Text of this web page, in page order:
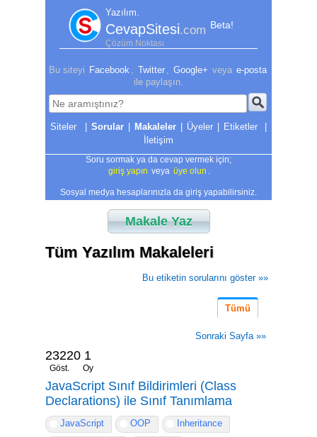
Yazılım.
CevapSitesi.com Beta!
Çözüm Noktası
Bu siteyi Facebook Twitter Google+ veya e-posta
ile paylaşın.
| Sorular | Makaleler | Üyeler | Etiketler
|
İletişim
Soru sormak ya da cevap vermek için;
giriş yapın veya üye olun
Sosyal medya hesaplarınızla da giriş yapabilirsiniz.
Makale Yaz
Tüm Yazılım Makaleleri
Bu etiketin sorularını göster »»
Tümü
Sonraki Sayfa »»
23220
Göst.
1
Oy
JavaScript Sınıf Bildirimleri (Class
Declarations) ile Sınıf Tanımlama
JavaScript OOP
Inheritance